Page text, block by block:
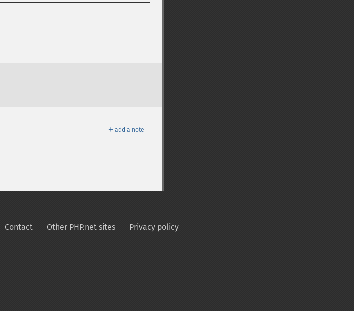
＋ add a note
Contact Other PHP.net sites Privacy policy